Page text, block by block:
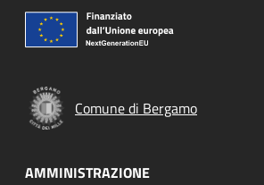
Comune di Bergamo
AMMINISTRAZIONE